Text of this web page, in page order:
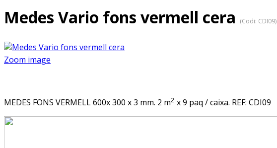
Medes Vario fons vermell cera (Codi: CDI09)
Zoom image
MEDES FONS VERMELL 600x 300 x 3 mm. 2 m2 x 9 paq / caixa. REF: CDI09